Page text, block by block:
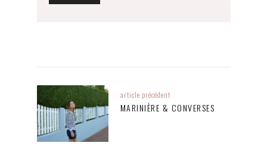
article précédent
MARINIÈRE & CONVERSES